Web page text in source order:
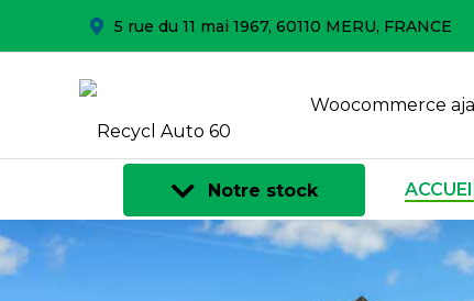
5 rue du 11 mai 1967, 60110 MERU, FRANCE
Woocommerce
Notre stock